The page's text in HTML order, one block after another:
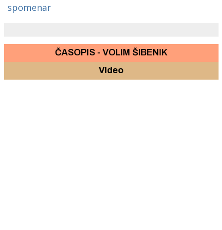
spomenar
ČASOPIS - VOLIM ŠIBENIK
Video